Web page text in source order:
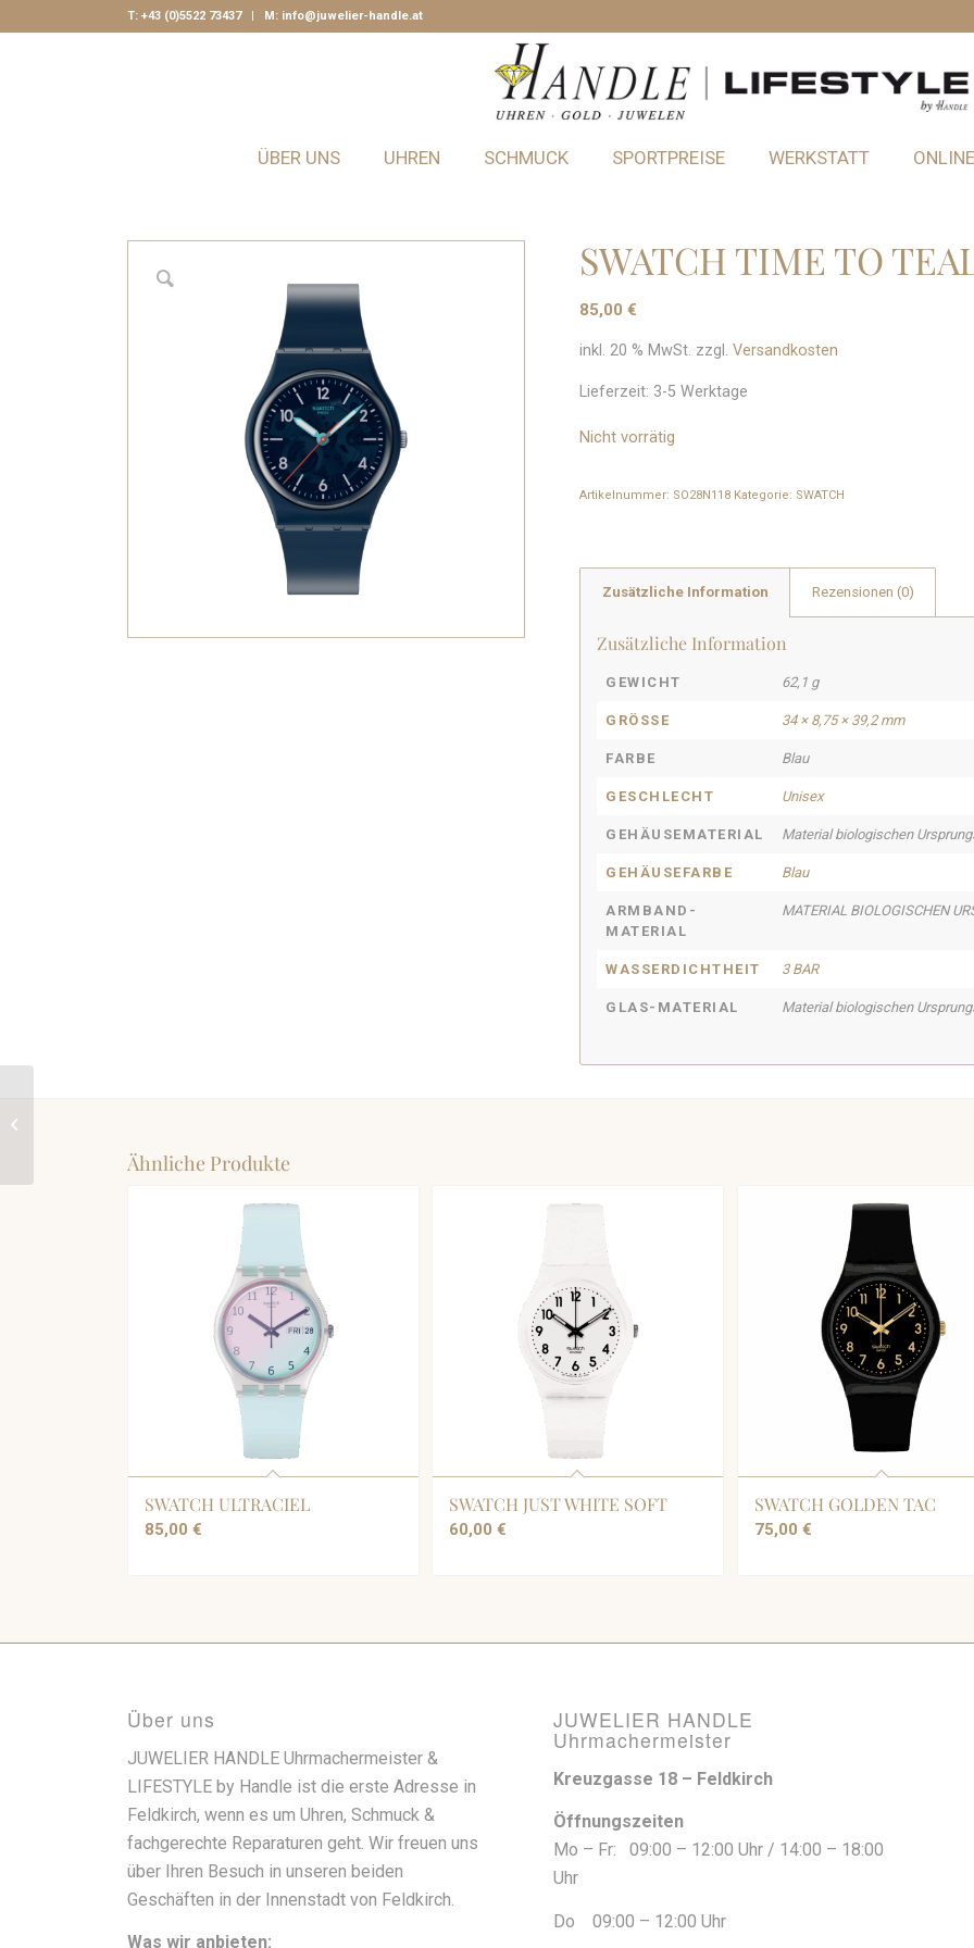
T:+43 (0)5522 73437| M: info@juwelier-handle.at
ÜBER UNS UHREN SCHMUCK SPORTPREISE WERKSTATT
SWATCH TIME TO
85,00€
inkl. 20 % MwSt. zzgl.Versandkosten
Lieferzeit: 3-5 Werktage
Nicht vorrätig
Artikelnummer: SO28N118 Kategorie: SWATCH
Zusätzliche Information Rezensionen (0)
Zusätzliche Information
GEWICHT 62,1 g
GRÖSSE 34 × 8,75 × 39,2 mm
FARBE Blau
GESCHLECHT Unisex
GEHÄUSEMATERIAL Material biologischen
GEHÄUSEFARBE Blau
ARMBAND-
MATERIAL
MATERIAL BIOLOGISCHEN
WASSERDICHTHEIT 3 BAR
GLAS-MATERIAL Material biologischen
Ähnliche Produkte
SWATCH ULTRACIEL
85,00€
SWATCH JUST WHITE SOFT
60,00€
SWATCH GOLDEN TAC
75,00 €
Über uns
JUWELIER HANDLE Uhrmachermeister &
LIFESTYLE by Handle ist die erste Adresse in
Feldkirch, wenn es um Uhren, Schmuck &
fachgerechte Reparaturen geht. Wir freuen uns
über Ihren Besuch in unseren beiden
Geschäften in der Innenstadt von Feldkirch.
Was wir anbieten:
JUWELIER HANDLE
Uhrmachermeister
Kreuzgasse 18 – Feldkirch
Öffnungszeiten
Mo – Fr: 09:00 – 12:00 Uhr / 14:00 – 18:00
Uhr
Do 09:00 – 12:00 Uhr